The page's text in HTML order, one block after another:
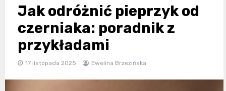
Jak odróżnić pieprzyk od
czerniaka: poradnik z
przykładami
17 listopada 2025 Ewelina Brzezińska